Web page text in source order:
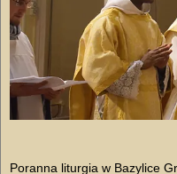
Poranna liturgia w Bazylice